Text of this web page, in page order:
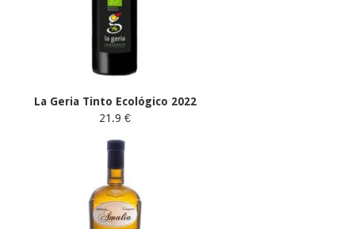
La Geria Tinto Ecológico 2022
21.9 €